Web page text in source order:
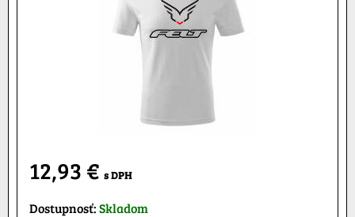
12,93 € s DPH
Dostupnosť:Skladom